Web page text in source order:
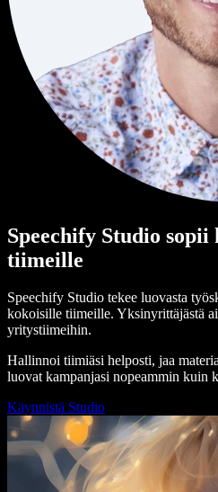
Speechify Studio
tiimeille
Speechify Studio tekee luovasta
kokoisille tiimeille. Yksinyrittäjästä
yritystiimeihin.
Hallinnoi tiimiäsi helposti, jaa
luovat kampanjasi nopeammin kuin
Käynnistä Studio